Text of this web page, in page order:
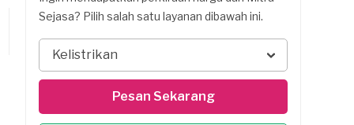
Sejasa? Pilih salah satu layanan dibawah ini.
Kelistrikan
Pesan Sekarang